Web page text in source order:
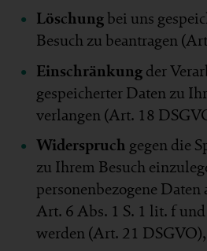
Löschungbei uns
Besuch zu beantragen
Einschränkungder
gespeicherter Daten zu
verlangen (Art. 18
Widerspruch gegen die
zu Ihrem Besuch
personenbezogene
Art. 6 Abs. 1 S. 1 lit. f
werden (Art. 21 DSGVO),